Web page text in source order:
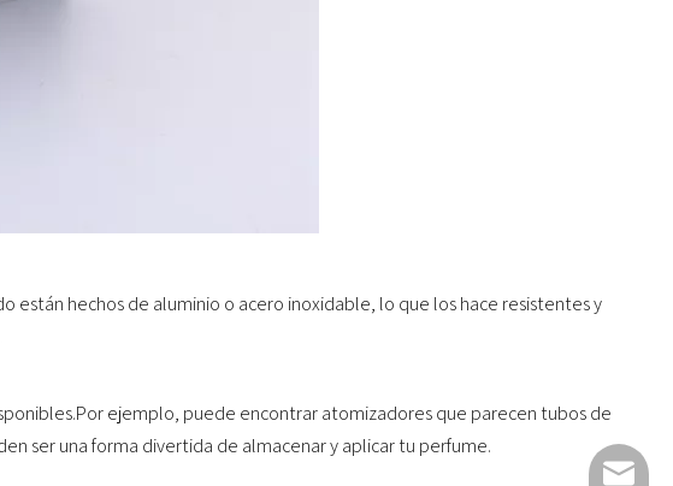
están hechos de aluminio o acero inoxidable, lo que los hace resistentes y
ejemplo, puede encontrar atomizadores que parecen tubos de
ser una forma divertida de almacenar y aplicar tu perfume.